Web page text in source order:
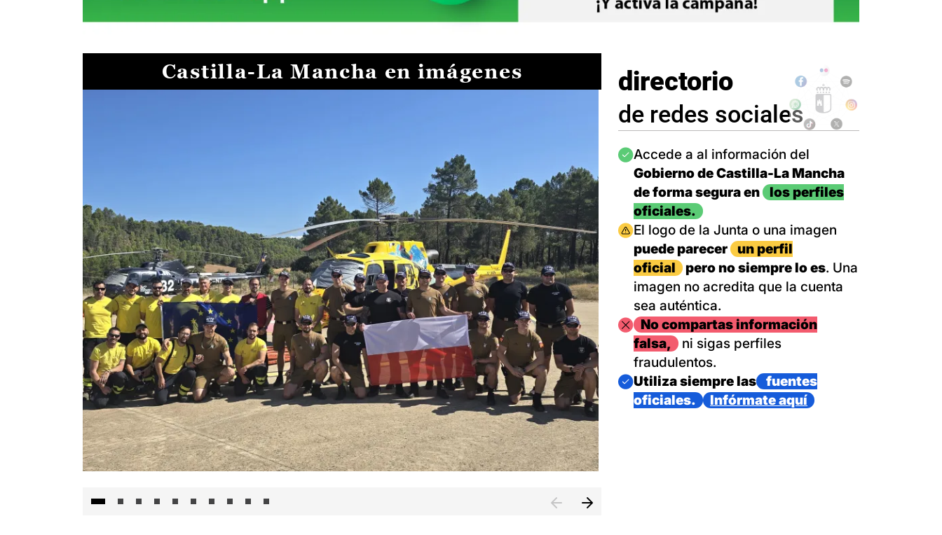
Castilla-La Mancha en imágenes directorio
de redes sociales
Imagen
Accede a al información del
Gobierno de Castilla-La Mancha
de forma segura en
los perfiles
oficiales.
Imagen
El logo de la Junta o una imagen
puede parecer
un perfil
oficial
pero no siempre lo es. Una
imagen no acredita que la cuenta
sea auténtica.
ImagenNo compartas información
falsa,
ni sigas perfiles
fraudulentos.
Imagen
Utiliza siempre las
fuentes
oficiales.
Infórmate aquí